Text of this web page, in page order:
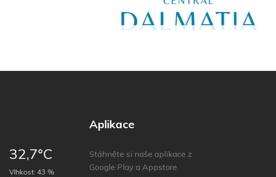
32,7°C
Vlhkost: 43 %
Aplikace
Stáhněte si naše aplikace z
Google Play a Appstore